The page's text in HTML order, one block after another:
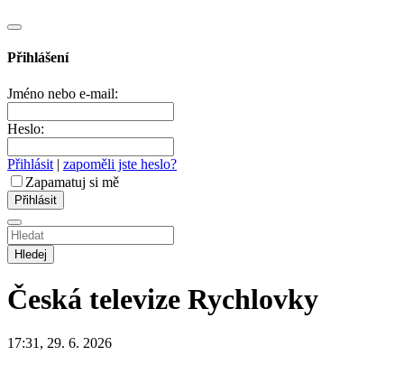
Přihlášení
Jméno nebo e-mail:
Heslo:
Přihlásit | zapoměli jste heslo?
Zapamatuj si mě
Hledej
Česká televize Rychlovky
17:31, 29. 6. 2026